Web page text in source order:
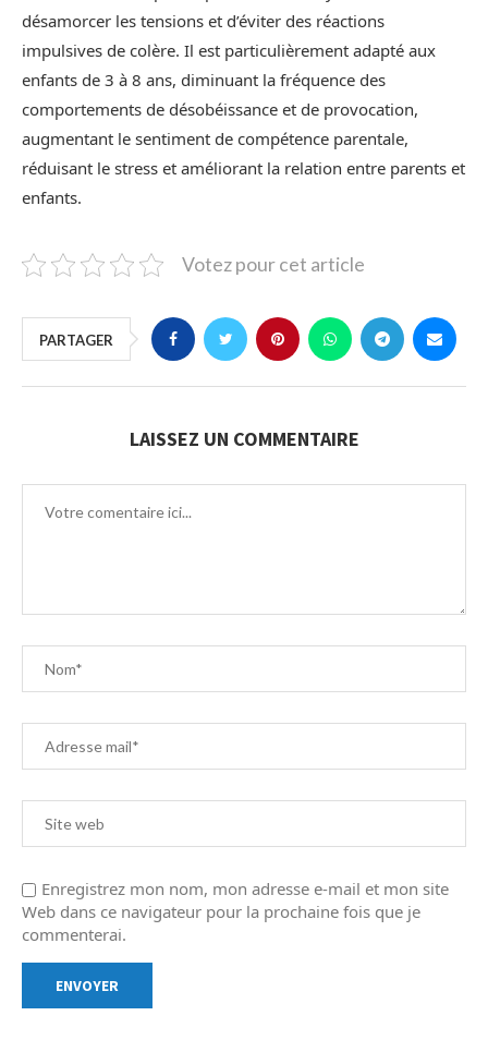
désamorcer les tensions et d’éviter des réactions
impulsives de colère. Il est particulièrement adapté aux
enfants de 3 à 8 ans, diminuant la fréquence des
comportements de désobéissance et de provocation,
augmentant le sentiment de compétence parentale,
réduisant le stress et améliorant la relation entre parents et
enfants.
Votez pour cet article
PARTAGER
LAISSEZ UN COMMENTAIRE
Enregistrez mon nom, mon adresse e-mail et mon site
Web dans ce navigateur pour la prochaine fois que je
commenterai.